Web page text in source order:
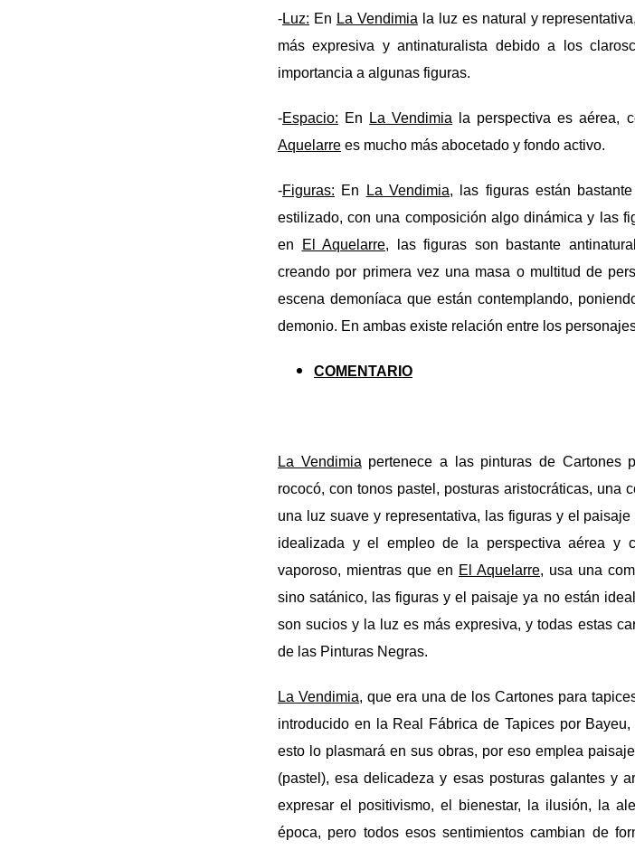
-Luz: En La Vendimia la luz es natural y
más expresiva y antinaturalista debido a los
importancia a algunas figuras.
-Espacio: En La Vendimia la perspectiva es aérea,
Aquelarre es mucho más abocetado y fondo activo.
-Figuras: En La Vendimia, las figuras están
estilizado, con una composición algo dinámica y las
en
El Aquelarre, las figuras son bastante
creando por primera vez una masa o multitud de
escena demoníaca que están contemplando,
demonio. En ambas existe relación entre los
COMENTARIO
La Vendimia pertenece a las pinturas de Cartones
rococó, con tonos pastel, posturas aristocráticas, una
una luz suave y representativa, las figuras y el
idealizada y el empleo de la perspectiva aérea y
vaporoso, mientras que en El Aquelarre, usa una
sino satánico, las figuras y el paisaje ya no están
son sucios y la luz es más expresiva, y todas estas
de las Pinturas Negras.
La Vendimia, que era una de los Cartones para
introducido en la Real Fábrica de Tapices por
esto lo plasmará en sus obras, por eso emplea
(pastel), esa delicadeza y esas posturas galantes y
expresar el positivismo, el bienestar, la ilusión, la
época, pero todos esos sentimientos cambian de